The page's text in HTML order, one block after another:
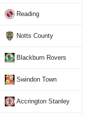
Reading
Notts County
Blackburn Rovers
Swindon Town
Accrington Stanley